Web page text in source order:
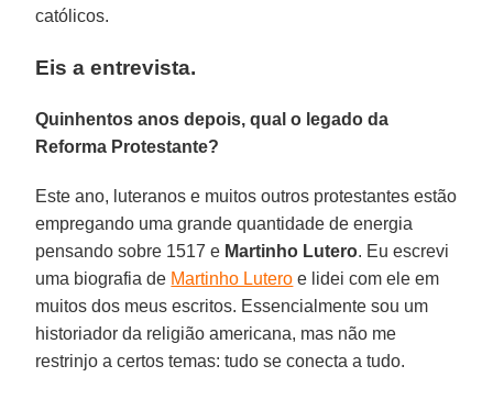
católicos.
Eis a entrevista.
Quinhentos anos depois, qual o legado da
Reforma Protestante?
Este ano, luteranos e muitos outros protestantes estão
empregando uma grande quantidade de energia
pensando sobre 1517 e Martinho Lutero. Eu escrevi
uma biografia de Martinho Lutero e lidei com ele em
muitos dos meus escritos. Essencialmente sou um
historiador da religião americana, mas não me
restrinjo a certos temas: tudo se conecta a tudo.